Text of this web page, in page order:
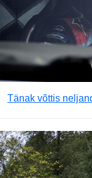
Tänak võttis